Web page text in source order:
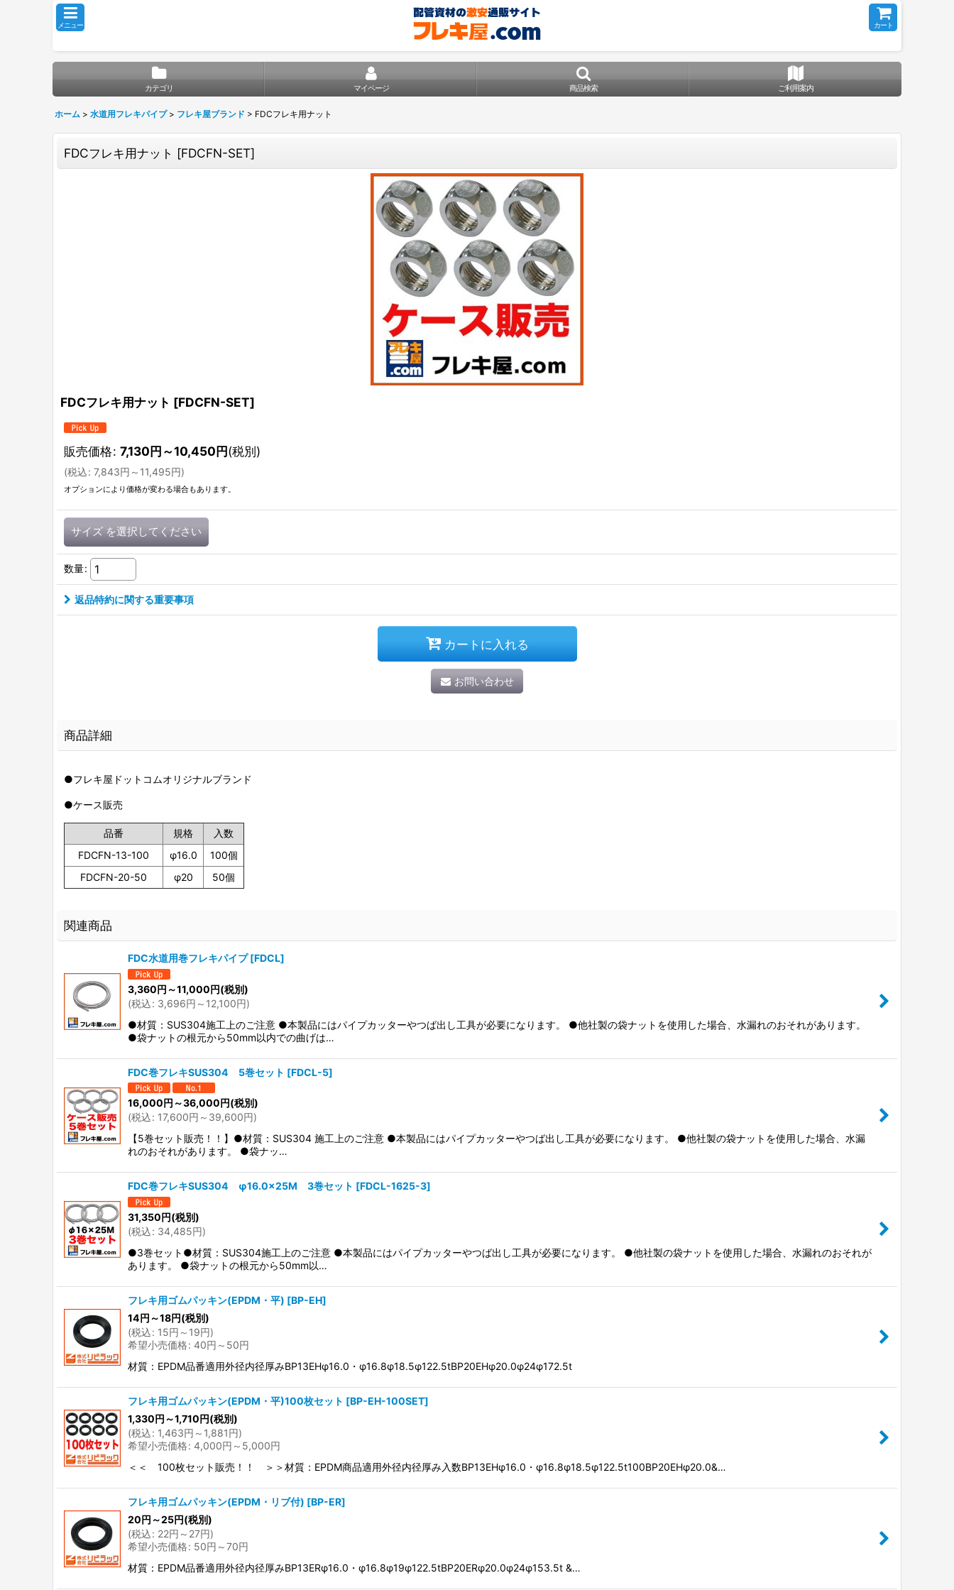
メニュー カート
カテゴリ マイページ 商品検索 ご利用案内
ホーム > 水道用フレキパイプ > フレキ屋ブランド > FDCフレキ用ナット
FDCフレキ用ナット [FDCFN-SET]
FDCフレキ用ナット [FDCFN-SET]
販売価格: 7,130円～10,450円(税別)
(税込: 7,843円 ～11,495円)
オプションにより価格が変わる場合もあります。
サイズ を選択してください
数量:
返品特約に関する重要事項
カートに入れる
お問い合わせ
商品詳細
●フレキ屋 ドットコムオリジナルブランド
●ケース販売
品番 規格
入数
FDCFN-13-100
φ16.0
100個
FDCFN-20-50
φ20 50個
関連商品
FDC水道用巻フレキパイプ [FDCL]
3,360円 ～11,000円(税別)
(税込: 3,696円 ～12,100円)
●材質：SUS304施工上のご注意 ●本製品にはパイプカッターやつば出し工具が必要になります。 ●他社製の袋ナットを使用した場合、水漏れのおそれがあります。
●袋ナットの根元から50mm以内での曲げは…
FDC巻フレキSUS304 5巻セット [FDCL-5]
16,000円 ～36,000円(税別)
(税込: 17,600円 ～39,600円)
【5巻セット販売！！】●材質：SUS304 施工上のご注意 ●本製品にはパイプカッターやつば出し工具が必要になります。 ●他社製の袋ナットを使用した場合、水漏
れのおそれがあります。 ●袋ナッ…
FDC巻フレキSUS304 φ16.0×25M 3巻セット [FDCL-1625-3]
31,350円(税別)
(税込: 34,485円)
●3巻セット●材質：SUS304施工上のご注意 ●本製品にはパイプカッターやつば出し工具が必要になります。 ●他社製の袋ナットを使用した場合、水漏れのおそれが
あります。 ●袋ナットの根元から50mm以…
フレキ用ゴムパッキン(EPDM・平) [BP-EH]
14円 ～18円(税別)
(税込: 15円 ～19円)
希望小売価格: 40円 ～50円
材質：EPDM品番適用外径内径厚みBP13EHφ16.0・φ16.8φ18.5φ122.5tBP20EHφ20.0φ24φ172.5t
フレキ用ゴムパッキン(EPDM・平)100枚セット [BP-EH-100SET]
1,330円 ～1,710円(税別)
(税込: 1,463円 ～1,881円)
希望小売価格: 4,000円 ～5,000円
＜＜ 100枚セット販売！！ ＞＞材質：EPDM商品適用外径内径厚み入数BP13EHφ16.0・φ16.8φ18.5φ122.5t100BP20EHφ20.0&…
フレキ用ゴムパッキン(EPDM・リブ付) [BP-ER]
20円 ～25円(税別)
(税込: 22円 ～27円)
希望小売価格: 50円 ～70円
材質：EPDM品番適用外径内径厚みBP13ERφ16.0・φ16.8φ19φ122.5tBP20ERφ20.0φ24φ153.5t &…